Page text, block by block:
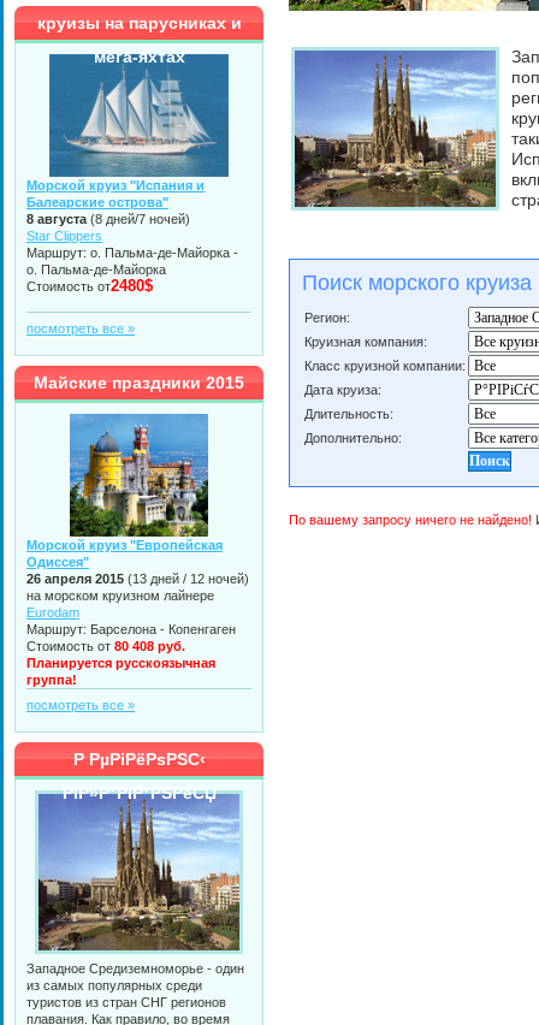
Поиск морского круиза
Регион:
Круизная компания:
Класс круизной компании:
Дата круиза:
Длительность:
Дополнительно:
По вашему запросу ничего не найдено!
круизы на парусниках и
мега-яхтах
Морской круиз "Испания и
Балеарские острова"
8 августа (8 дней/7 ночей)
Star Clippers
Маршрут: о. Пальма-де-Майорка -
о. Пальма-де-Майорка
Стоимость от2480$
посмотреть все »
Майские праздники 2015
Морской круиз "Европейская
Одиссея"
26 апреля 2015 (13 дней / 12 ночей)
на морском круизном лайнере
Eurodam
Маршрут: Барселона - Копенгаген
Стоимость от 80 408 руб.
Планируется русскоязычная
группа!
посмотреть все »
Р РµРіРёРѕРЅС‹
РїР»Р°РІР°РЅРёСЏ
Западное Средиземноморье - один
из самых популярных среди
туристов из стран СНГ регионов
плавания. Как правило, во время